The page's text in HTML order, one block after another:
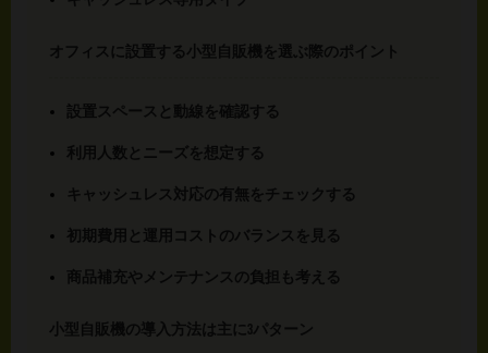
オフィスに設置する小型自販機を選ぶ際のポイント
設置スペースと動線を確認する
利用人数とニーズを想定する
キャッシュレス対応の有無をチェックする
初期費用と運用コストのバランスを見る
商品補充やメンテナンスの負担も考える
小型自販機の導入方法は主に3パターン